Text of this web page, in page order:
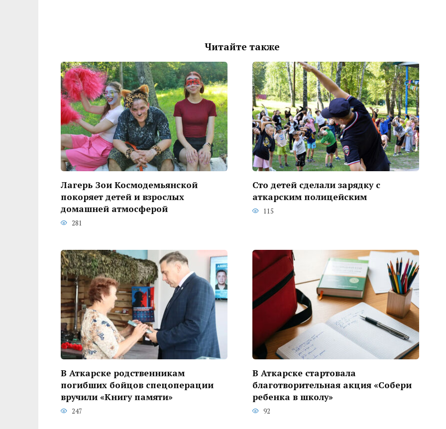
Читайте также
Лагерь Зои Космодемьянской
покоряет детей и взрослых
домашней атмосферой
281
Сто детей сделали зарядку с
аткарским полицейским
115
В Аткарске родственникам
погибших бойцов спецоперации
вручили «Книгу памяти»
247
В Аткарске стартовала
благотворительная акция «Собери
ребенка в школу»
92